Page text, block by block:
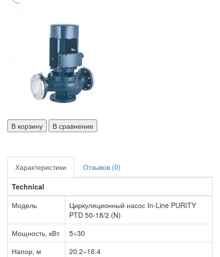
В корзину В сравнение
Характеристики
Отзывов (0)
Technical
Модель
Циркуляционный насос In-Line PURITY
PTD 50-18/2 (N)
Мощность, кВт
5÷30
Напор, м
20.2÷16.4